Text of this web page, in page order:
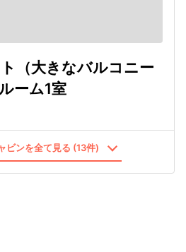
（大きなバルコニー
ーム1室
ビンを全て見る (13件)